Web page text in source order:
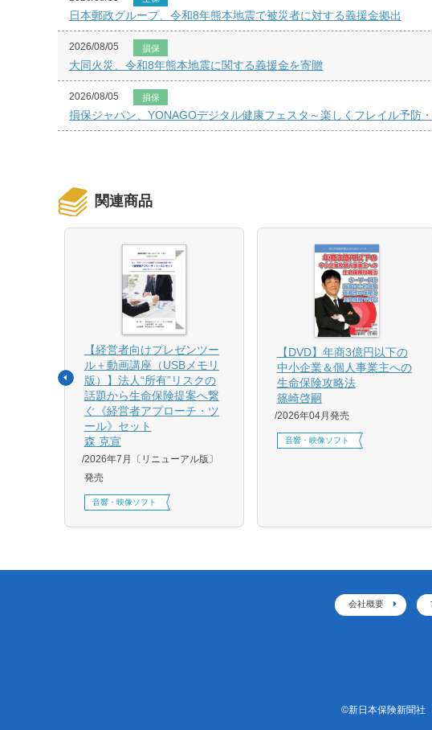
日本郵政グループ、令和8年熊本地震で被災者に対する義援金拠出
2026/08/05 損保
大同火災、令和8年熊本地震に関する義援金を寄贈
2026/08/05 損保
損保ジャパン、YONAGOデジタル健康フェスタ～楽しくフレイル予防
関連商品
【経営者向けプレゼンツー
ル＋動画講座（USBメモリ
版）】法人“所有”リスクの
話題から生命保険提案へ繋
ぐ《経営者アプローチ・ツ
ール》セット
森 克宣
2026年7月〔リニューアル版〕
発売
音響・映像ソフト
【DVD】年商3億円以下の
中小企業＆個人事業主への
生命保険攻略法
篠崎啓嗣
2026年04月発売
音響・映像ソフト
会社概要
©新日本保険新聞社